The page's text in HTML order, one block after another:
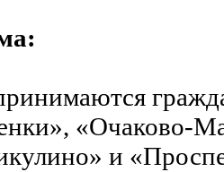
«Очаково-
и